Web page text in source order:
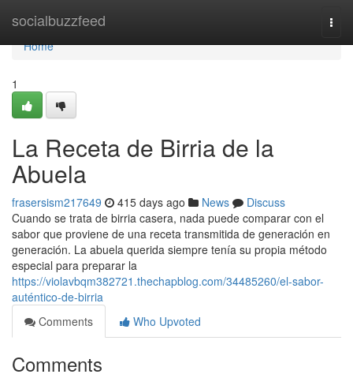
socialbuzzfeed
Home
Home
1
La Receta de Birria de la
Abuela
frasersism217649 415 days ago News
Discuss
Cuando se trata de birria casera, nada puede comparar con el
sabor que proviene de una receta transmitida de generación en
generación. La abuela querida siempre tenía su propia método
especial para preparar la
https://violavbqm382721.thechapblog.com/34485260/el-sabor-
auténtico-de-birria
Comments
Who Upvoted
Comments